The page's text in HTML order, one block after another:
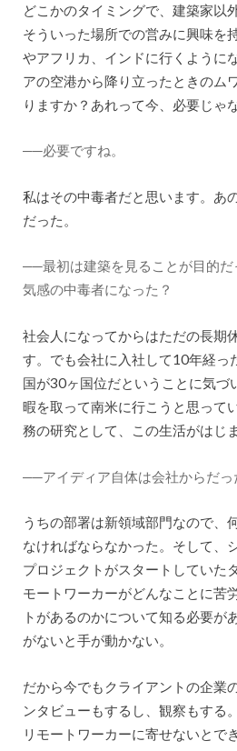
どこかのタイミングで、建築家以
そういった場所での営みに興味を
やアフリカ、インドに行くように
アの空港から降り立ったときのム
りますか？あれって今、必要じゃ
──必要ですね。
私はその中毒者だと思います。あ
だった。
──最初は建築を見ることが目的だ
気感の中毒者になった？
社会人になってからはただの長期
す。でも会社に入社して10年経っ
国が30ヶ国位だということに気づ
暇を取って南米に行こうと思って
務の研究として、この生活がはじ
──アイディア自体は会社からだっ
うちの部署は新領域部門なので、
なければならなかった。そして、
プロジェクトがスタートしていた
モートワーカーがどんなことに苦
トがあるのかについて知る必要が
がないと手が動かない。
だから今でもクライアントの企業
ンタビューもするし、観察もする
リモートワーカーに寄せないとで